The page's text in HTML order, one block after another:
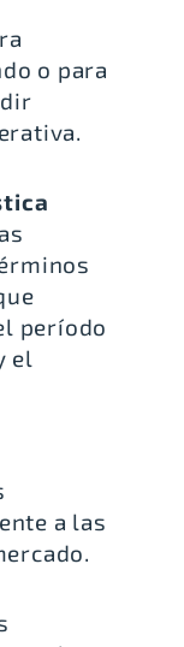
o para
período
el
a las